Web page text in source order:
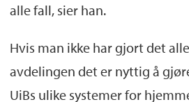
alle fall, sier han.
Hvis man ikke har gjort det
avdelingen det er nyttig å
UiBs ulike systemer for